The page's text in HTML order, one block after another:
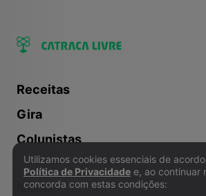
Receitas
Gira
Colunistas
Buscar
Política de Privacidade e Cookies
Utilizamos cookies essenciais de
Política de Privacidade e, ao continuar
concorda com estas condições: